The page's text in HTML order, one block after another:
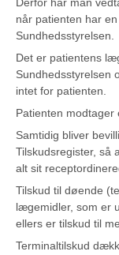
Derfor har man
når patienten har
Sundhedsstyrelsen.
Det er patientens
Sundhedsstyrelsen
intet for patienten.
Patienten modtager
Samtidig bliver
Tilskudsregister, så
alt sit
Tilskud til døende
lægemidler, som er
ellers er tilskud til
Terminaltilskud